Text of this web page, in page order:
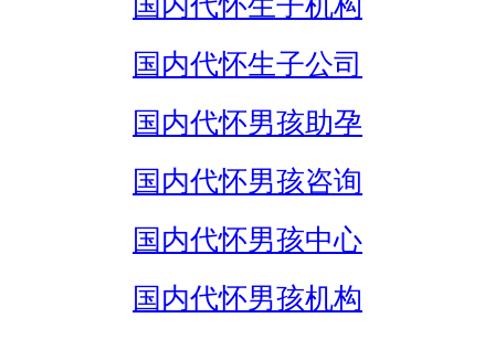
国内代怀生子公司
国内代怀男孩助孕
国内代怀男孩咨询
国内代怀男孩中心
国内代怀男孩机构